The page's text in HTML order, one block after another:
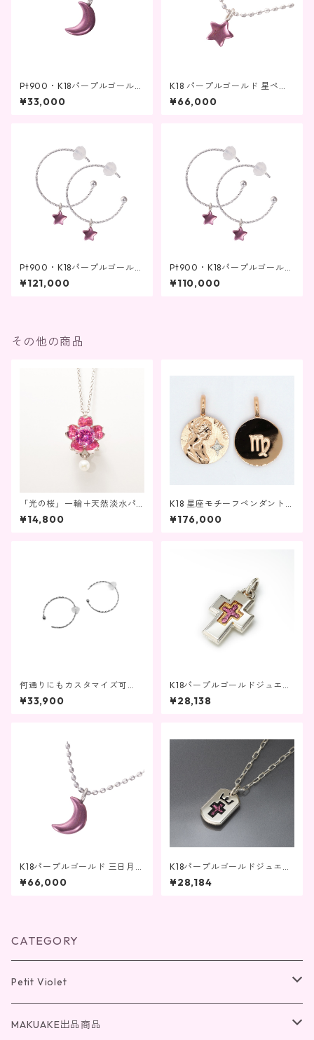
Pt900・K18パープルゴールド
ペンダント ピアスチャーム兼
用 三日月
¥33,000
K18 パープルゴールド 星ペン
ダントK10ネックレス
¥66,000
Pt900・K18パープルゴールド
チャーム星 K18ホワイトゴール
ドピアス
¥121,000
Pt900・K18パープルゴールド
チャーム星 K10ホワイトゴー
ルドピアス
¥110,000
その他の商品
「光の桜」一輪＋天然淡水パ
ールペンダントネックレス
¥14,800
K18 星座モチーフペンダントト
ップ 乙女座
¥176,000
何通りにもカスタマイズ可
能！K18 ホワイトゴールドフー
プビアス
¥33,900
K18パープルゴールドジュエリ
ー クロスタイプペンダントネ
ックレス
¥28,138
K18パープルゴールド 三日月ペ
ンダントK10ネックレス
¥66,000
K18パープルゴールドジュエリ
ー プレートペンダントネック
レス
¥28,184
CATEGORY
Petit Violet
チェーン(K18)
MAKUAKE出品商品